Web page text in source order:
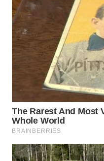
MALUT
WN
DAIRI
WN
TOBA
WN
NIAS
WN